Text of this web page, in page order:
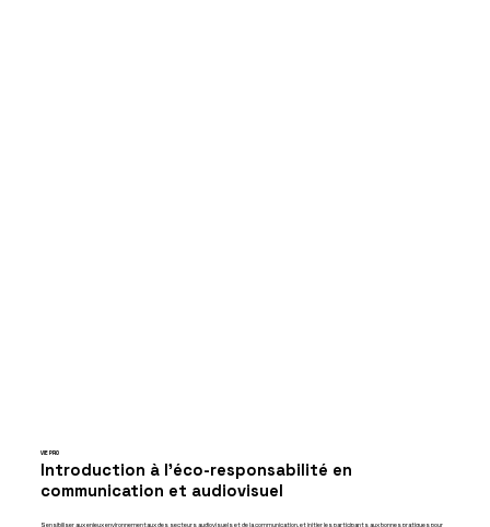
VIE PRO
Introduction à l’éco-responsabilité en
communication et audiovisuel
Sensibiliser aux enjeux environnementaux des secteurs audiovisuels et de la communication, et initier les participants aux bonnes pratiques pour